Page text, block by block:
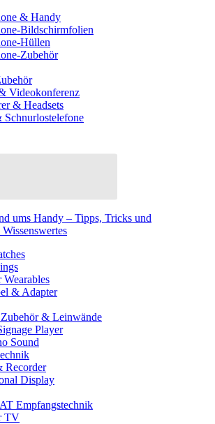
& Handy
Bildschirmfolien
Hüllen
Zubehör
Videokonferenz
& Headsets
Schnurlostelefone
ums Handy – Tipps, Tricks und
Wearables
& Adapter
& Leinwände
Player
Sound
Recorder
Display
Empfangstechnik
TV